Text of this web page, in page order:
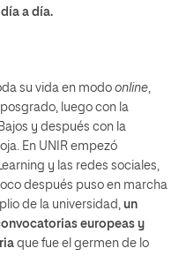
a día.
su vida en modo online,
luego con la
y después con la
En UNIR empezó
y las redes sociales,
después puso en marcha
de la universidad, un
europeas y
que fue el germen de lo